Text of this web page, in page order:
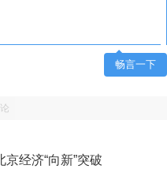
畅言一下
京经济“向新”突破